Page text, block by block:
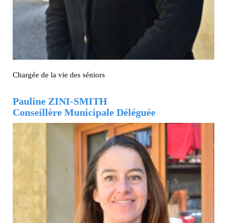
Chargée de la vie des séniors
Pauline ZINI-SMITH
Conseillère Municipale Déléguée